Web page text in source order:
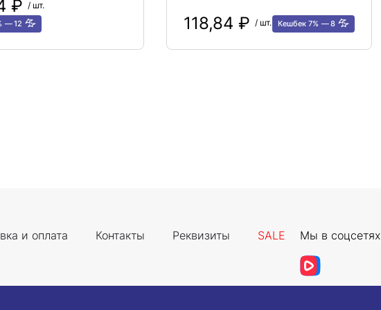
₽ / шт.
12 118,84 ₽ / шт. Кешбек 7% 8
и оплата Контакты Реквизиты SALE Мы в соцсетях